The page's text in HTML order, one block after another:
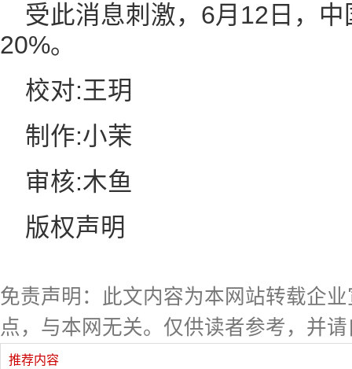
受此消息刺激，6月12日，
20%。
校对:王玥
制作:小茉
审核:木鱼
版权声明
免责声明：此文内容为本网站转载企
点，与本网无关。仅供读者参考，并
推荐内容